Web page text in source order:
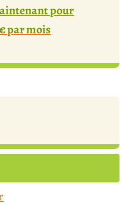
pour
par mois